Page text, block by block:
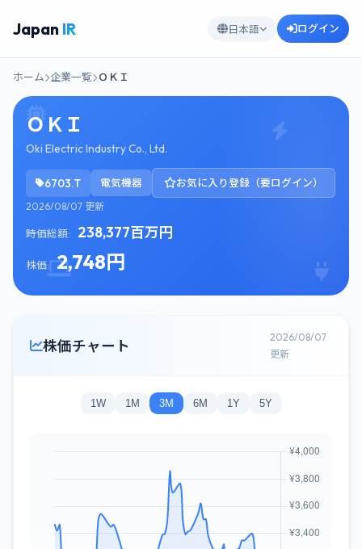
Japan IR 日本語 ログイン
ホーム 企業一覧 ＯＫＩ
ＯＫＩ
Oki Electric Industry Co., Ltd.
6703.T 電気機器 お気に入り登録（要ログイン）
2026/08/07 更新
時価総額: 238,377百万円
株価: 2,748円
株価チャート
2026/08/07
更新
1W 1M 3M 6M 1Y 5Y